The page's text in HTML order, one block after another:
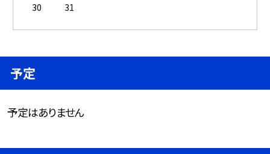
30
31
予定
予定はありません